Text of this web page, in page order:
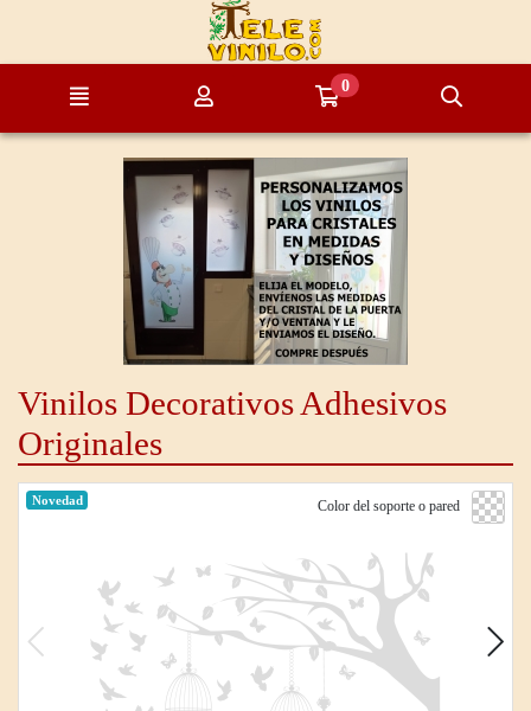
Ir al contenido principal de la página
Ir a mi compra
0
Vinilos Decorativos Adhesivos
Originales
Color del soporte o pared
Novedad